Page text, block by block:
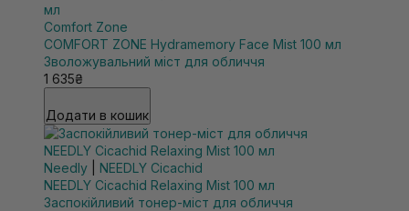
Comfort Zone
COMFORT ZONE Hydramemory Face Mist 100 мл
Зволожувальний міст для обличчя
1 635₴
Додати в кошик
Needly
NEEDLY Cicachid
NEEDLY Cicachid Relaxing Mist 100 мл
Заспокійливий тонер-міст для обличчя